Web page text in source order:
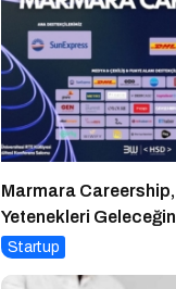
Marmara
Yetenekleri
Dünyasıyla
Startup